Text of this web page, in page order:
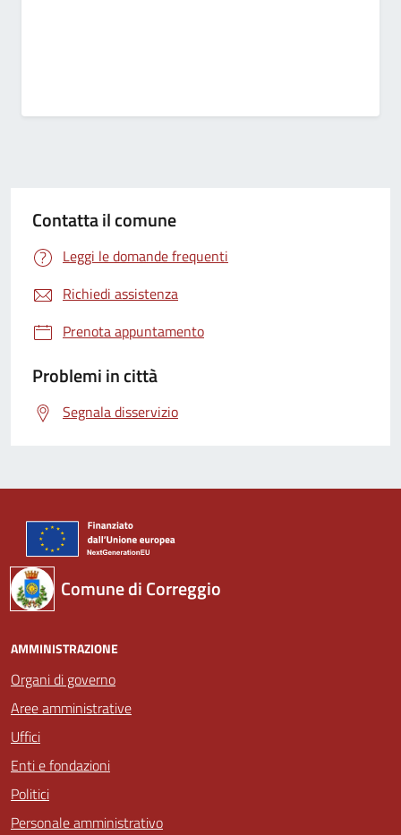
Contatta il comune
Leggi le domande frequenti
Richiedi assistenza
Prenota appuntamento
Problemi in città
Segnala disservizio
Comune di Correggio
AMMINISTRAZIONE
Organi di governo
Aree amministrative
Uffici
Enti e fondazioni
Politici
Personale amministrativo